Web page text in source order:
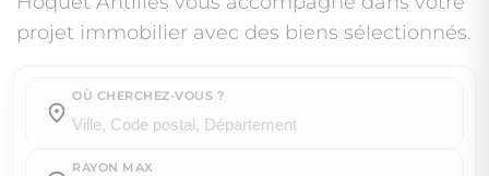
projet immobilier avec des biens sélectionnés.
OÙ CHERCHEZ-VOUS ?
RAYON MAX